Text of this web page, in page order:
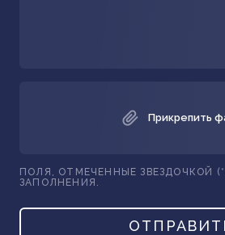
Прикрепить
ПОЛЯ, ОТМЕЧЕННЫЕ ЗВЕЗДОЧКОЙ
ЗАПОЛНЕНИЯ.